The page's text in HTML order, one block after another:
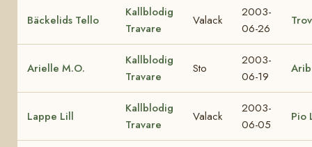
Bäckelids Tello
Kallblodig
Travare
Valack
2003-
06-26
Arielle M.O.
Kallblodig
Travare
Sto
2003-
06-19
Lappe Lill
Kallblodig
Travare
Valack
2003-
06-05
Pio